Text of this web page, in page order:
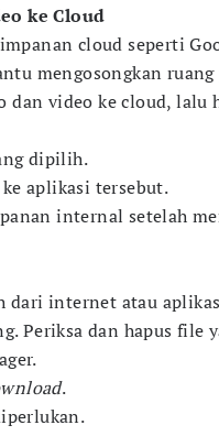
ke Cloud
cloud seperti
mengosongkan
dan video ke cloud, lalu
dipilih.
aplikasi tersebut.
internal setelah
dari internet atau
Periksa dan hapus file
.